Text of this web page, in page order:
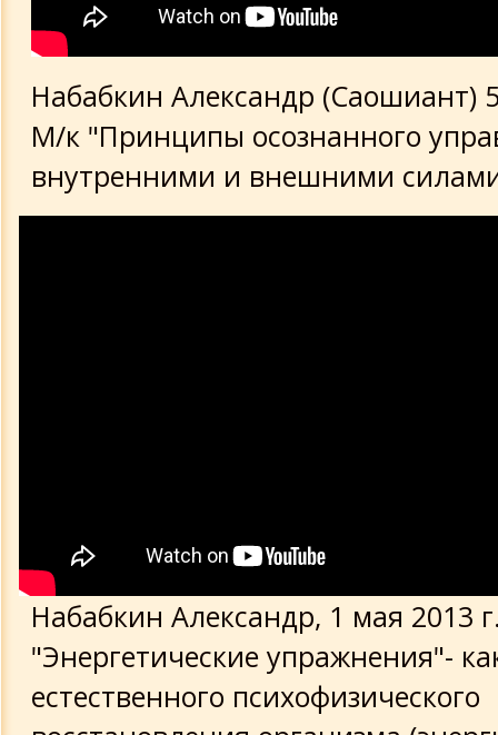
Набабкин Александр (Саошиант)
М/к "Принципы осознанного
внутренними и внешними
Набабкин Александр, 1 мая 2013
"Энергетические упражнения"-
естественного психофизического